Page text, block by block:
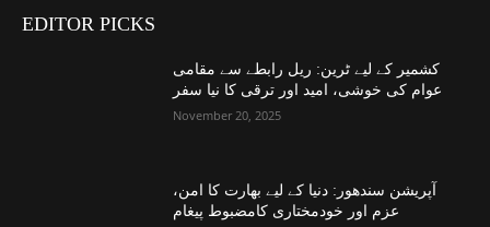
EDITOR PICKS
کشمیر کے لیے ٹرین: ریل رابطے سے مقامی
عوام کی خوشی، امید اور ترقی کا نیا سفر
November 20, 2025
آپریشن سندھور: دنیا کے لیے بھارت کا امن،
عزم اور خودمختاری کامضبوط پیغام